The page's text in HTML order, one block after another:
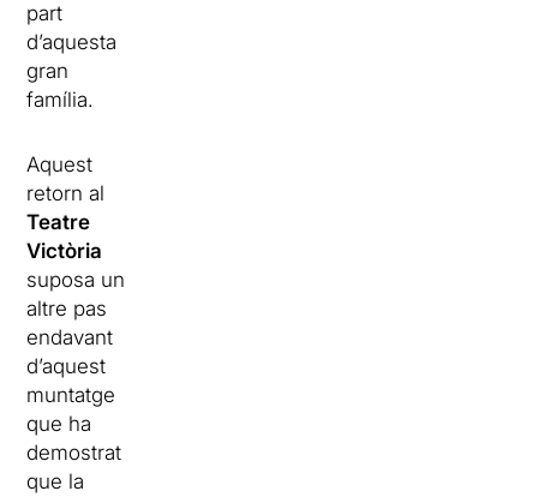
part
d’aquesta
gran
família.
Aquest
retorn al
Teatre
Victòria
suposa un
altre pas
endavant
d’aquest
muntatge
que ha
demostrat
que la